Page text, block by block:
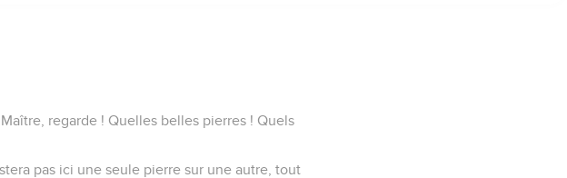
regarde ! Quelles belles pierres ! Quels
pas ici une seule pierre sur une autre, tout